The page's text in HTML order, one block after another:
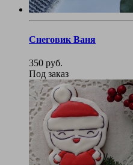
Снеговик Ваня
350 руб.
Под заказ